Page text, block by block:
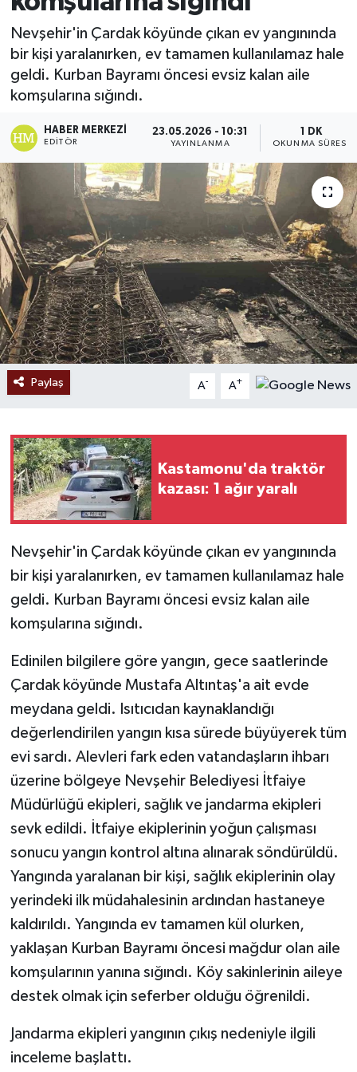
Nevşehir'in Çardak köyünde çıkan ev yangınında
bir kişi yaralanırken, ev tamamen kullanılamaz hale
geldi. Kurban Bayramı öncesi evsiz kalan aile
komşularına sığındı.
HABER MERKEZI
EDITÖR
23.05.2026 - 10:31
YAYINLANMA
1 DK
OKUNMA SÜRESI
Paylaş A- A+
Kastamonu'da traktör
kazası: 1 ağır yaralı
Nevşehir'in Çardak köyünde çıkan ev yangınında
bir kişi yaralanırken, ev tamamen kullanılamaz hale
geldi. Kurban Bayramı öncesi evsiz kalan aile
komşularına sığındı.
Edinilen bilgilere göre yangın, gece saatlerinde
Çardak köyünde Mustafa Altıntaş'a ait evde
meydana geldi. Isıtıcıdan kaynaklandığı
değerlendirilen yangın kısa sürede büyüyerek tüm
evi sardı. Alevleri fark eden vatandaşların ihbarı
üzerine bölgeye Nevşehir Belediyesi İtfaiye
Müdürlüğü ekipleri, sağlık ve jandarma ekipleri
sevk edildi. İtfaiye ekiplerinin yoğun çalışması
sonucu yangın kontrol altına alınarak söndürüldü.
Yangında yaralanan bir kişi, sağlık ekiplerinin olay
yerindeki ilk müdahalesinin ardından hastaneye
kaldırıldı. Yangında ev tamamen kül olurken,
yaklaşan Kurban Bayramı öncesi mağdur olan aile
komşularının yanına sığındı. Köy sakinlerinin aileye
destek olmak için seferber olduğu öğrenildi.
Jandarma ekipleri yangının çıkış nedeniyle ilgili
inceleme başlattı.
Ekonomi
Sağlık